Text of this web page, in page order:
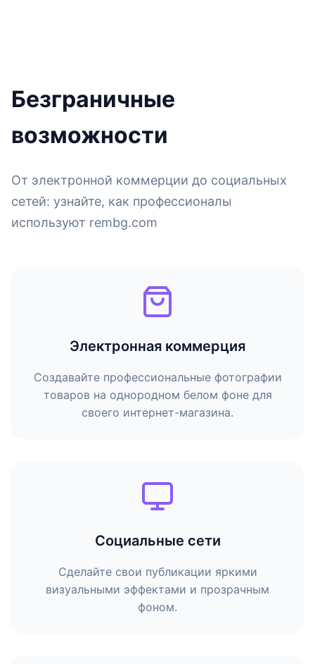
Безграничные
возможности
От электронной коммерции до социальных
сетей: узнайте, как профессионалы
используют rembg.com
Электронная коммерция
Создавайте профессиональные фотографии
товаров на однородном белом фоне для
своего интернет-магазина.
Социальные сети
Сделайте свои публикации яркими
визуальными эффектами и прозрачным
фоном.